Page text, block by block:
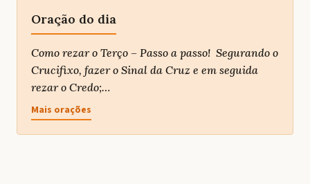
Oração do dia
Como rezar o Terço – Passo a passo! Segurando o
Crucifixo, fazer o Sinal da Cruz e em seguida
rezar o Credo;…
Mais orações